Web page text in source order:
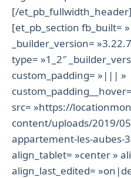
[/
[et_pb_section fb_built=
_builder_version=
type= »1_2″
custom_padding= »||| »
src= »https://
content/uploads/2019/
appartement-les-aubes-
align_tablet= »center »
align_last_edited=